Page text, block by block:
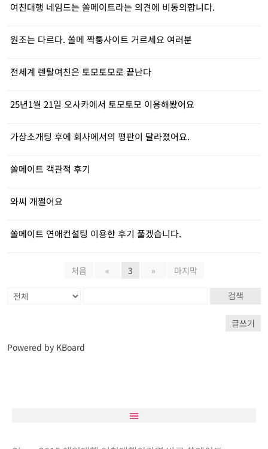
여친대행 네임드는 쏠메이트라는 의견에 비동의합니다.
원조는 다르다. 쏠메 짝퉁사이트 거르세요 여러분
전세계 렌탈여친은 토모토모로 끝난다
25년1월 21일 오사카에서 토모토모 이용해봤어요
가상소개팅 후에 회사에서의 평판이 달라졌어요.
쏠메이트 객관적 후기
와씨 개쩔어요
쏠메이트 연애컨설팅 이용한 후기 풀겠습니다.
처음 « 3 » 마지막
검색
글쓰기
Powered by KBoard